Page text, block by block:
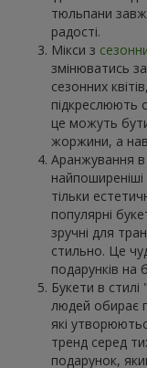
тюльпани
радості.
Мікси з
змінюватись
сезонних
підкреслюють
це можуть
жоржини, а
Аранжування
найпоширеніші
тільки
популярні
зручні для
стильно. Це
подарунків на
Букети в
людей обирає
які
тренд серед
подарунок,